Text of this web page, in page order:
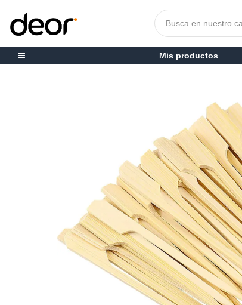
Mis productos